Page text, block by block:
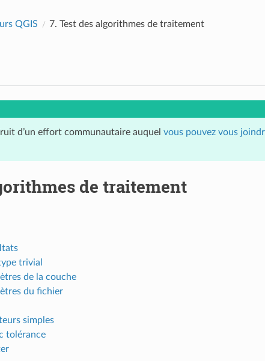
QGIS 7. Test des algorithmes de traitement
d’un effort communautaire auquel vous pouvez vous
de traitement
trivial
de la couche
du fichier
simples
tolérance